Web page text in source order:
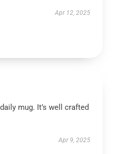
Apr 12, 2025
mug. It’s well crafted
Apr 9, 2025